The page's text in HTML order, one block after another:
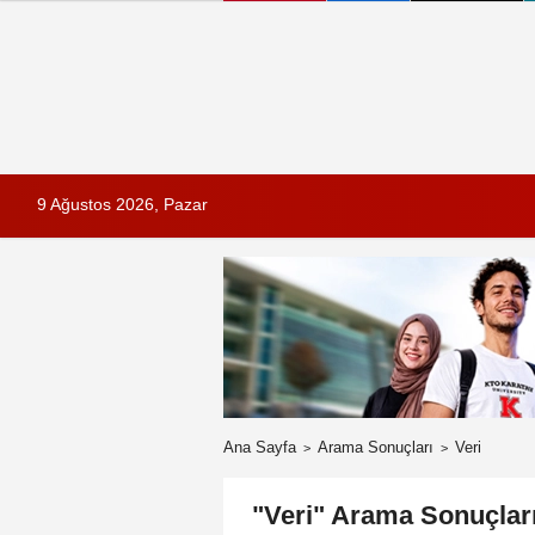
9 Ağustos 2026, Pazar
Ana Sayfa Arama Sonuçları Veri
"Veri" Arama